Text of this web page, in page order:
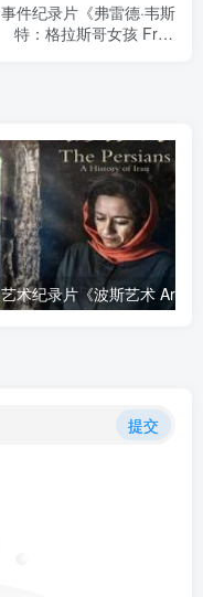
事件纪录片《弗雷德·韦斯
特：格拉斯哥女孩 Fred
提交